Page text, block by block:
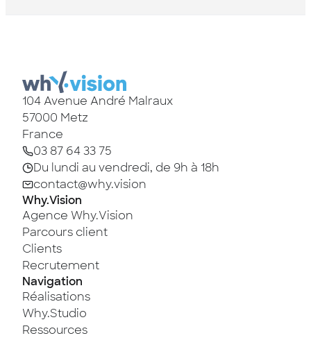
104 Avenue André Malraux
57000 Metz
France
03 87 64 33 75
Du lundi au vendredi, de 9h à 18h
contact@why.vision
Why.Vision
Agence Why.Vision
Parcours client
Clients
Recrutement
Navigation
Réalisations
Why.Studio
Ressources